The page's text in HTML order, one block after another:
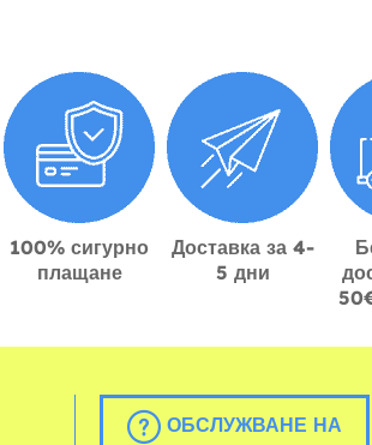
100% сигурно
плащане
Доставка за 4-
5 дни
ОБСЛУЖВАНЕ НА